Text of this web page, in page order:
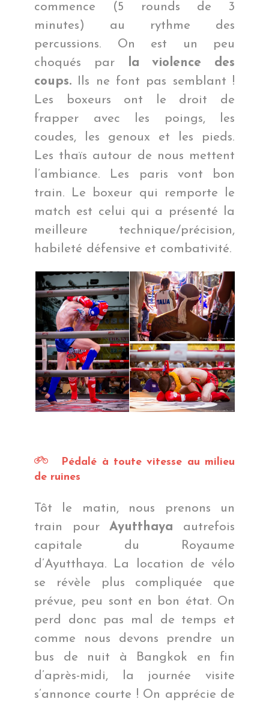
commence (5 rounds de 3
minutes) au rythme des
percussions. On est un peu
choqués par
la violence des
coups. Ils ne font pas semblant !
Les boxeurs ont le droit de
frapper avec les poings, les
coudes, les genoux et les pieds.
Les thaïs autour de nous mettent
l’ambiance. Les paris vont bon
train. Le boxeur qui remporte le
match est celui qui a présenté la
meilleure technique/précision,
habileté défensive et combativité.
Pédalé à toute vitesse au milieu
de ruines
Tôt le matin, nous prenons un
train pourAyutthaya autrefois
capitale du Royaume
d’Ayutthaya. La location de vélo
se révèle plus compliquée que
prévue, peu sont en bon état. On
perd donc pas mal de temps et
comme nous devons prendre un
bus de nuit à Bangkok en fin
d’après-midi, la journée visite
s’annonce courte ! On apprécie de